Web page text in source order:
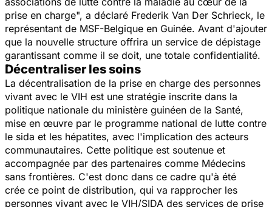
prise en charge", a déclaré Frederik Van Der Schrieck, le
représentant de MSF-Belgique en Guinée. Avant d'ajouter
que la nouvelle structure offrira un service de dépistage
garantissant comme il se doit, une totale confidentialité.
Décentraliser les soins
La décentralisation de la prise en charge des personnes
vivant avec le VIH est une stratégie inscrite dans la
politique nationale du ministère guinéen de la Santé,
mise en œuvre par le programme national de lutte contre
le sida et les hépatites, avec l'implication des acteurs
communautaires. Cette politique est soutenue et
accompagnée par des partenaires comme Médecins
sans frontières. C'est donc dans ce cadre qu'à été
crée ce point de distribution, qui va rapprocher les
personnes vivant avec le VIH/SIDA des services de prise